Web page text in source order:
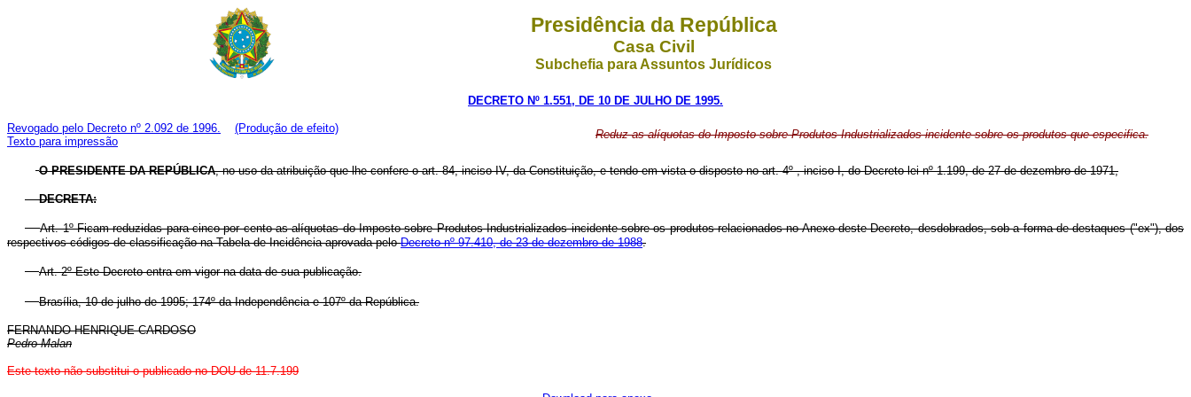
Presidência da República
Casa Civil
Subchefia para Assuntos Jurídicos
DECRETO Nº 1.551, DE 10 DE JULHO DE 1995.
Revogado pelo Decreto nº 2.092 de 1996.
(Produção de efeito)
Texto para impressão
Reduz as alíquotas do Imposto sobre Produtos Industrializados incidente sobre os produtos que especifica.
O PRESIDENTE DA REPÚBLICA, no uso da atribuição que lhe confere o art. 84, inciso IV, da Constituição, e tendo em vista o disposto no art. 4º , inciso I, do Decreto-lei nº 1.199, de 27 de dezembro de 1971,
DECRETA:
Art. 1º Ficam reduzidas para cinco por cento as alíquotas do Imposto sobre Produtos Industrializados incidente sobre os produtos relacionados no Anexo deste Decreto, desdobrados, sob a forma de destaques ("ex"), dos
respectivos códigos de classificação na Tabela de Incidência aprovada peloDecreto nº 97.410, de 23 de dezembro de 1988.
Art. 2º Este Decreto entra em vigor na data de sua publicação.
Brasília, 10 de julho de 1995; 174º da Independência e 107º da República.
FERNANDO HENRIQUE CARDOSO
Pedro Malan
Este texto não substitui o publicado no DOU de 11.7.199